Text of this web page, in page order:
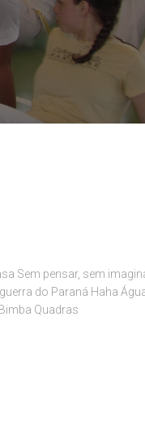
Sem pensar, sem
do Paraná Haha
Quadras